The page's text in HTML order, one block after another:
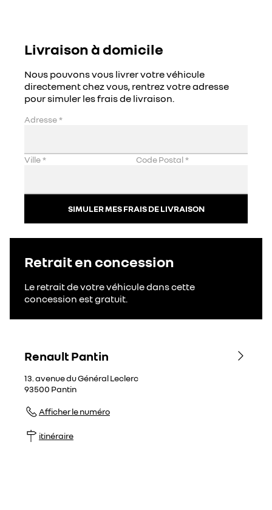
Livraison à domicile
Nous pouvons vous livrer votre véhicule
directement chez vous, rentrez votre adresse
pour simuler les frais de livraison.
Adresse*
Ville* Code Postal*
SIMULER MES FRAIS DE LIVRAISON
Retrait en concession
Le retrait de votre véhicule dans cette
concession est gratuit.
Renault Pantin
13. avenue du Général Leclerc
93500 Pantin
Afficher le numéro
itinéraire